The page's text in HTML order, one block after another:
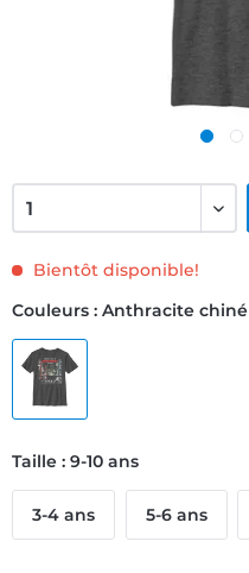
Bientôt disponible!
Couleurs : Anthracite chiné
Taille : 9-10 ans
3-4 ans 5-6 ans